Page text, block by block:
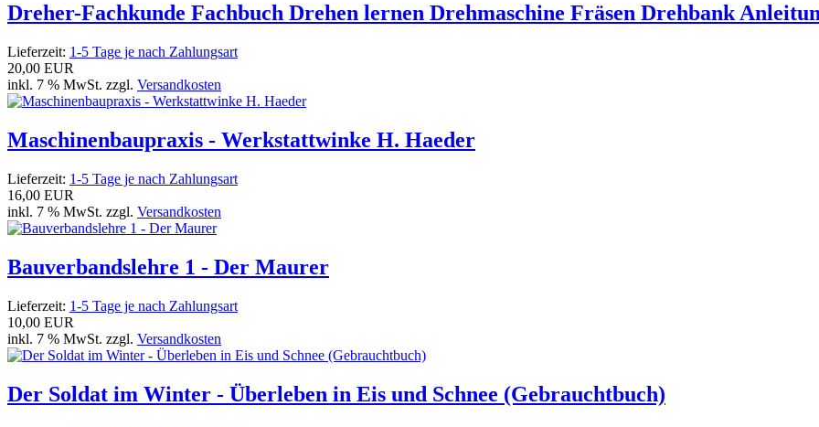
Dreher-Fachkunde Fachbuch Drehen lernen Drehmaschine Fräsen Drehbank
Lieferzeit: 1-5 Tage je nach Zahlungsart
20,00 EUR
inkl. 7 % MwSt. zzgl. Versandkosten
Maschinenbaupraxis - Werkstattwinke H. Haeder
Lieferzeit: 1-5 Tage je nach Zahlungsart
16,00 EUR
inkl. 7 % MwSt. zzgl. Versandkosten
Bauverbandslehre 1 - Der Maurer
Lieferzeit: 1-5 Tage je nach Zahlungsart
10,00 EUR
inkl. 7 % MwSt. zzgl. Versandkosten
Der Soldat im Winter - Überleben in Eis und Schnee (Gebrauchtbuch)